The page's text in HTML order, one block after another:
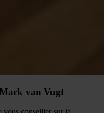
van Vugt